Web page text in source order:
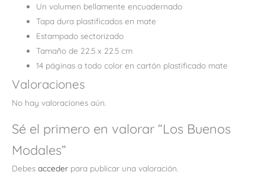
Un volumen bellamente encuadernado
Tapa dura plastificados en mate
Estampado sectorizado
Tamaño de 22.5 x 22.5 cm
14 páginas a todo color en cartón plastificado mate
Valoraciones
No hay valoraciones aún.
Sé el primero en valorar “Los Buenos
Modales”
Debes acceder para publicar una valoración.